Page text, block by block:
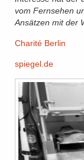
vom Fernsehen
Ansätzen mit der
Charité Berlin
spiegel.de